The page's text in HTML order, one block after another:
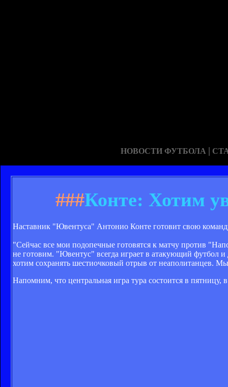
НОВОСТИ ФУТБОЛА |
###Конте: Хотим
Наставник "Ювентуса" Антонио Конте готовит свою
"Сейчас все мои подопечные готовятся к матчу против
не готовим. "Ювентус" всегда играет в атакующий футбол и
хотим сохранять шестиочковый отрыв от неаполитанцев.
Напомним, что центральная игра тура состоится в